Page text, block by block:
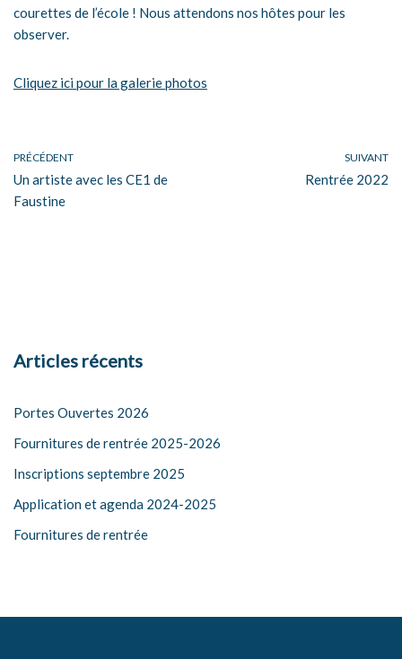
courettes de l’école ! Nous attendons nos hôtes pour les
observer.
Cliquez ici pour la galerie photos
PRÉCÉDENT
Un artiste avec les CE1 de
Faustine
SUIVANT
Rentrée 2022
Articles récents
Portes Ouvertes 2026
Fournitures de rentrée 2025-2026
Inscriptions septembre 2025
Application et agenda 2024-2025
Fournitures de rentrée